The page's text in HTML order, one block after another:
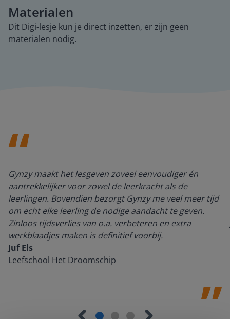
Materialen
Dit Digi-lesje kun je direct inzetten, er zijn geen
materialen nodig.
Gynzy maakt het lesgeven zoveel eenvoudiger én
aantrekkelijker voor zowel de leerkracht als de
leerlingen. Bovendien bezorgt Gynzy me veel meer tijd
om echt elke leerling de nodige aandacht te geven.
Zinloos tijdsverlies van o.a. verbeteren en extra
werkblaadjes maken is definitief voorbij.
Juf Els
Leefschool Het Droomschip